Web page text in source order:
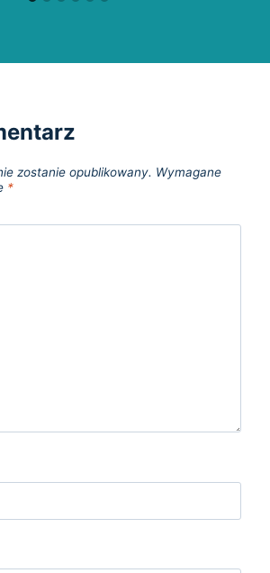
zostanie opublikowany. Wymagane
*